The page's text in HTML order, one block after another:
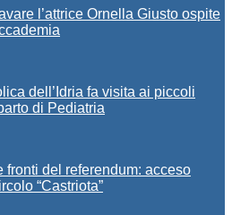
l’attrice Ornella Giusto ospite
dell’Idria fa visita ai piccoli
di Pediatria
fronti del referendum: acceso
“Castriota”